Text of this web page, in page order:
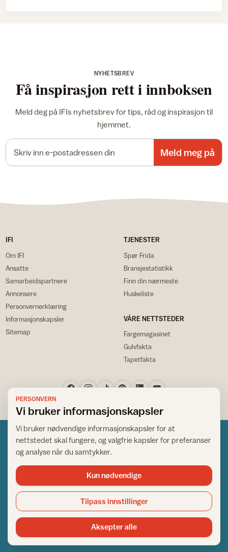
NYHETSBREV
Få inspirasjon rett i innboksen
Meld deg på IFIs nyhetsbrev for tips, råd og inspirasjon til
hjemmet.
Meld meg på
IFI
Om IFI
Ansatte
Samarbeidspartnere
Annonsere
Personvernerklæring
Informasjonskapsler
Sitemap
TJENESTER
Spør Frida
Bransjestatistikk
Finn din nærmeste
Huskeliste
VÅRE NETTSTEDER
Fargemagasinet
Gulvfakta
Tapetfakta
Norsk råd for hjem og bygg
Copyright © 1995-2026. All Rights Reserved.
Ansvarlig redaktør: Helge Bod Vangen
Utgiver: IFI - Norsk råd for hjem og bygg
PERSONVERN
Vi bruker informasjonskapsler
Vi bruker nødvendige informasjonskapsler for at
nettstedet skal fungere, og valgfrie kapsler for preferanser
og analyse når du samtykker.
Kun nødvendige
Tilpass innstillinger
Aksepter alle